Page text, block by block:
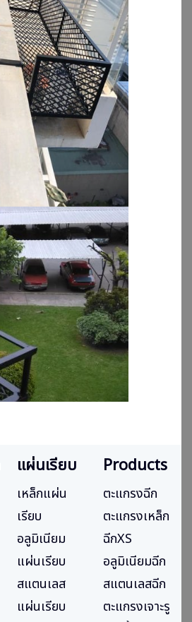
แผ่นเรียบ
เหล็กแผ่น
เรียบ
อลูมิเนียม
แผ่นเรียบ
สแตนเลส
แผ่นเรียบ
Products
ตะแกรงฉีก
ตะแกรงเหล็ก
ฉีกXS
อลูมิเนียมฉีก
สแตนเลสฉีก
ตะแกรงเจาะรู